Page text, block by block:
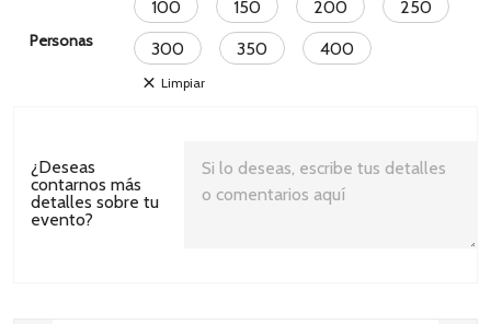
Personas
100 150 200
250
300
350 400
Limpiar
¿Deseas
contarnos más
detalles sobre tu
evento?